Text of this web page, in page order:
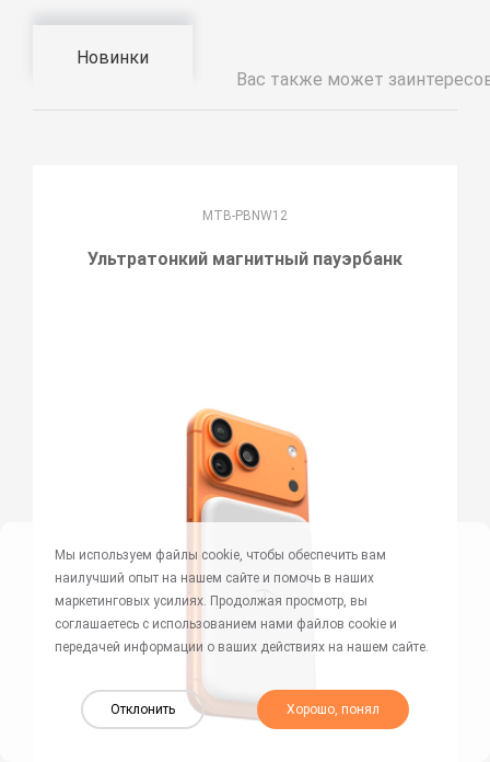
Новинки
Вас также может
MTB-PBNW12
Ультратонкий магнитный пауэрбанк
Мы используем файлы cookie, чтобы обеспечить вам
наилучший опыт на нашем сайте и помочь в наших
маркетинговых усилиях. Продолжая просмотр, вы
соглашаетесь с использованием нами файлов cookie и
передачей информации о ваших действиях на нашем сайте.
Отклонить Хорошо, понял